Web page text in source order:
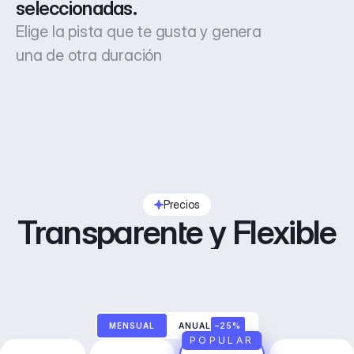
seleccionadas.
Elige la pista que te gusta y genera
una de otra duración
Precios
Transparente y Flexible
MENSUAL ANUAL –25%
POPULAR